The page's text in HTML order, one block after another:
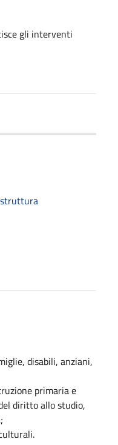
gli interventi
struttura
disabili, anziani,
primaria e
diritto allo studio,